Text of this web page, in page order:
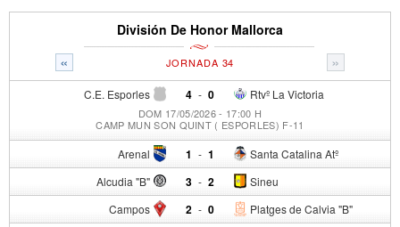
División De Honor Mallorca
« »
JORNADA 34
C.E. Esporles 4 - Rtvº La Victoria
0
DOM 17/05/2026 - 17:00 H
CAMP MUN SON QUINT ( ESPORLES) F-11
Arenal 1 - Santa Catalina Atº
1
Alcudia "B" 3 - Sineu
2
Campos 2 - Platges de Calvia "B"
0